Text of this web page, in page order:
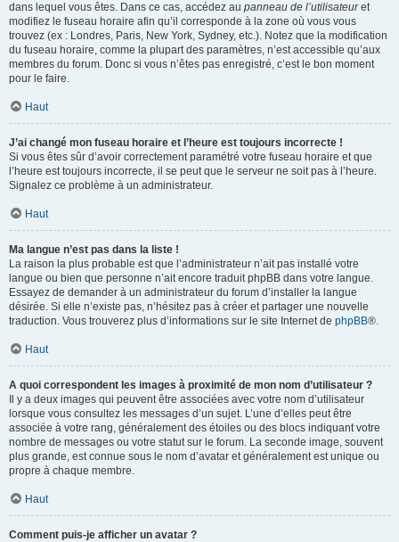
dans lequel vous êtes. Dans ce cas, accédez au panneau de l’utilisateuret
modifiez le fuseau horaire afin qu’il corresponde à la zone où vous vous
trouvez (ex : Londres, Paris, New York, Sydney, etc.). Notez que la modification
du fuseau horaire, comme la plupart des paramètres, n’est accessible qu’aux
membres du forum. Donc si vous n’êtes pas enregistré, c’est le bon moment
pour le faire.
Haut
J’ai changé mon fuseau horaire et l’heure est toujours incorrecte !
Si vous êtes sûr d’avoir correctement paramétré votre fuseau horaire et que
l’heure est toujours incorrecte, il se peut que le serveur ne soit pas à l’heure.
Signalez ce problème à un administrateur.
Haut
Ma langue n’est pas dans la liste !
La raison la plus probable est que l’administrateur n’ait pas installé votre
langue ou bien que personne n’ait encore traduit phpBB dans votre langue.
Essayez de demander à un administrateur du forum d’installer la langue
désirée. Si elle n’existe pas, n’hésitez pas à créer et partager une nouvelle
traduction. Vous trouverez plus d’informations sur le site Internet de phpBB®.
Haut
A quoi correspondent les images à proximité de mon nom d’utilisateur ?
Il y a deux images qui peuvent être associées avec votre nom d’utilisateur
lorsque vous consultez les messages d’un sujet. L’une d’elles peut être
associée à votre rang, généralement des étoiles ou des blocs indiquant votre
nombre de messages ou votre statut sur le forum. La seconde image, souvent
plus grande, est connue sous le nom d’avatar et généralement est unique ou
propre à chaque membre.
Haut
Comment puis-je afficher un avatar ?